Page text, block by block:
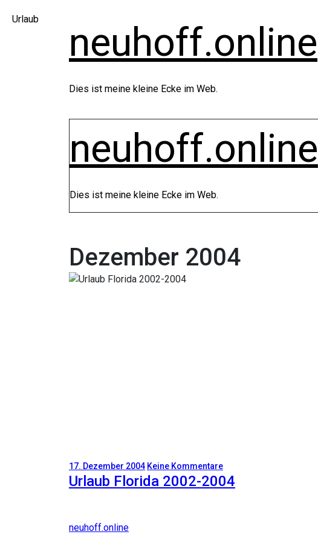
Inhalt
neuhoff.online
Dies ist meine kleine Ecke im Web.
neuhoff.online
Dies ist meine kleine Ecke im Web.
Dezember 2004
Urlaub
17. Dezember 2004 Keine Kommentare
Urlaub Florida 2002-2004
neuhoff.online